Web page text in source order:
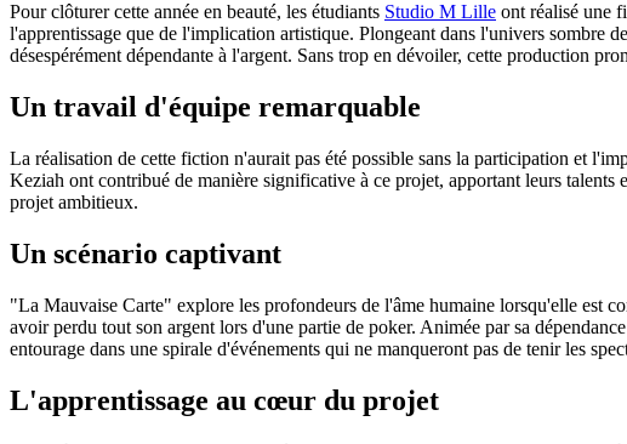
Pour clôturer cette année en beauté, les étudiants Studio M Lille ont réalisé une
l'apprentissage que de l'implication artistique. Plongeant dans l'univers sombre
désespérément dépendante à l'argent. Sans trop en dévoiler, cette production
Un travail d'équipe remarquable
La réalisation de cette fiction n'aurait pas été possible sans la participation et
Keziah ont contribué de manière significative à ce projet, apportant leurs
projet ambitieux.
Un scénario captivant
"La Mauvaise Carte" explore les profondeurs de l'âme humaine lorsqu'elle est
avoir perdu tout son argent lors d'une partie de poker. Animée par sa
entourage dans une spirale d'événements qui ne manqueront pas de tenir les
L'apprentissage au cœur du projet